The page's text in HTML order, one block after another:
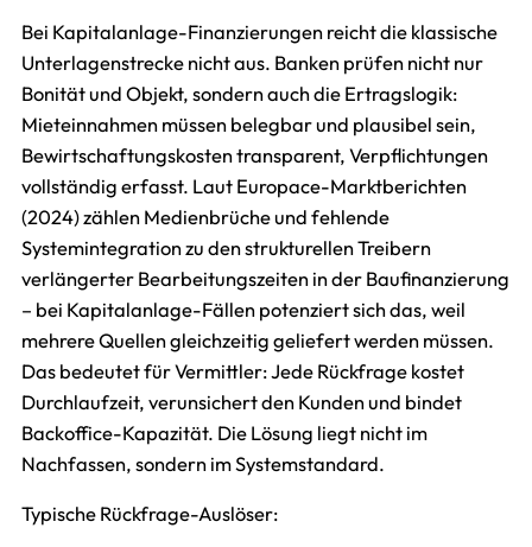
Bei Kapitalanlage-Finanzierungen reicht die klassische
Unterlagenstrecke nicht aus. Banken prüfen nicht nur
Bonität und Objekt, sondern auch die Ertragslogik:
Mieteinnahmen müssen belegbar und plausibel sein,
Bewirtschaftungskosten transparent, Verpflichtungen
vollständig erfasst. Laut Europace-Marktberichten
(2024) zählen Medienbrüche und fehlende
Systemintegration zu den strukturellen Treibern
verlängerter Bearbeitungszeiten in der Baufinanzierung
– bei Kapitalanlage-Fällen potenziert sich das, weil
mehrere Quellen gleichzeitig geliefert werden müssen.
Das bedeutet für Vermittler: Jede Rückfrage kostet
Durchlaufzeit, verunsichert den Kunden und bindet
Backoffice-Kapazität. Die Lösung liegt nicht im
Nachfassen, sondern im Systemstandard.
Typische Rückfrage-Auslöser: